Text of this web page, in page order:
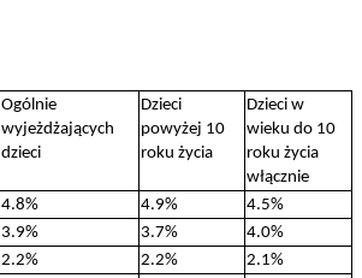
Ogólnie
wyjeżdżających
dzieci
Dzieci
powyżej 10
roku życia
Dzieci w
wieku do 10
roku życia
włącznie
4.8% 4.9%
4.5%
3.9% 3.7%
4.0%
2.2% 2.2%
2.1%